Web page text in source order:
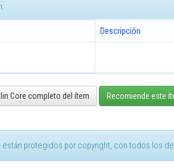
Descripción
Core completo del ítem Recomiende este
están protegidos por copyright, con todos los